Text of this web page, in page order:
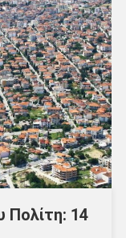
Πολίτη: 14